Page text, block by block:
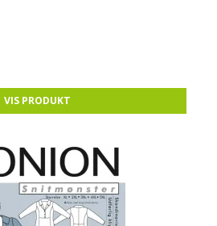
VIS PRODUKT